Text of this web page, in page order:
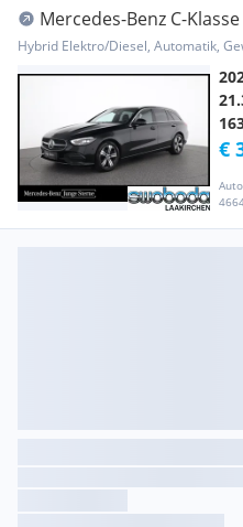
Mercedes-Benz C-
Edition Aut.
Hybrid Elektro/Diesel, Automatik,
€